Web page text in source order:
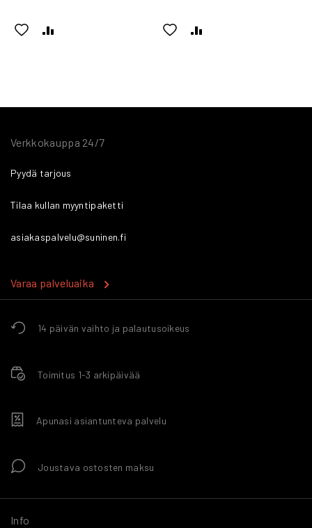
LISÄÄ LISÄÄ
14 päivän vaihto ja palautusoikeus
Toimitus 1-3 arkipäivää
Apunasi asiantunteva palvelu
Joustava ostosten maksu
Info
Verkkokauppa 24/7
Pyydä tarjous
Tilaa kullan myyntipaketti
asiakaspalvelu@suninen.fi
Varaa palveluaika